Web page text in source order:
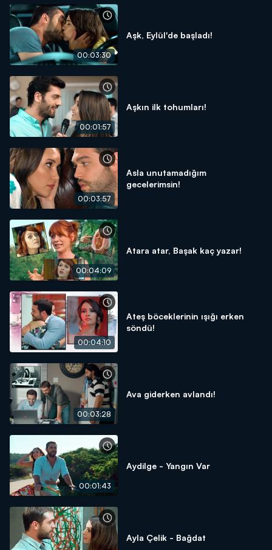
00:03:30
Aşk, Eylül'de başladı!
00:01:57
Aşkın ilk tohumları!
00:03:57
Asla unutamadığım
gecelerimsin!
00:04:09
Atara atar, Başak kaç yazar!
00:04:10
Ateş böceklerinin ışığı erken
söndü!
00:03:28
Ava giderken avlandı!
00:01:43
Aydilge - Yangın Var
Ayla Çelik - Bağdat